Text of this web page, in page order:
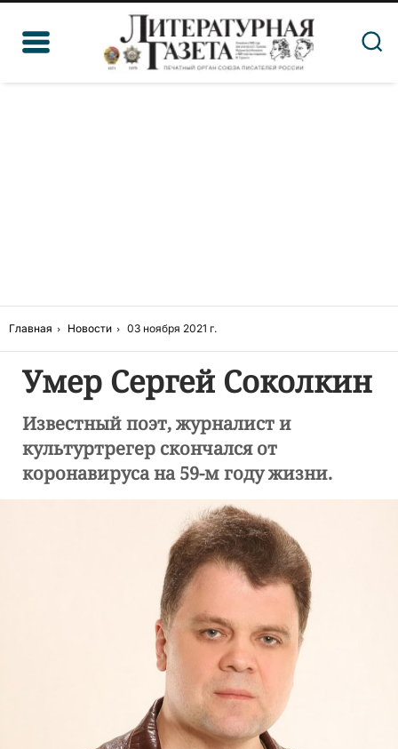
Главная Новости 03 ноября 2021 г.
Умер Сергей Соколкин
Известный поэт, журналист и
культуртрегер скончался от
коронавируса на 59-м году жизни.